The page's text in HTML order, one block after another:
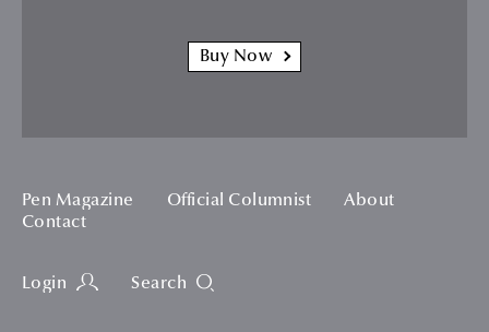
Buy Now
Pen Magazine Official Columnist
About
Contact
Login Search